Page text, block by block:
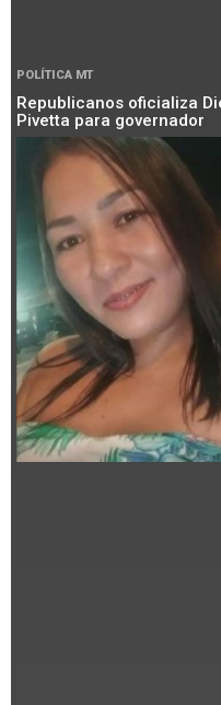
POLÍTICA MT
Republicanos oficializa
Pivetta para governador